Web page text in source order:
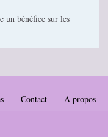
un bénéfice sur les
Contact A propos